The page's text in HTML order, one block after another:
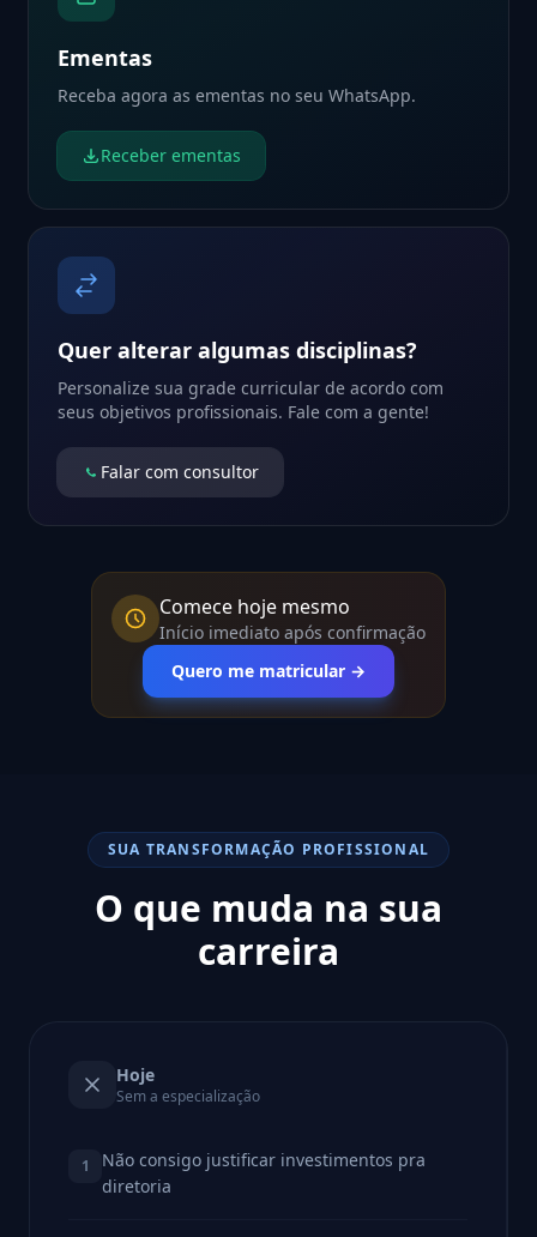
Ementas
Receba agora as ementas no seu WhatsApp.
Receber ementas
Quer alterar algumas disciplinas?
Personalize sua grade curricular de acordo com
seus objetivos profissionais. Fale com a gente!
Falar com consultor
Comece hoje mesmo
Início imediato após confirmação
Quero me matricular →
SUA TRANSFORMAÇÃO PROFISSIONAL
O que muda na sua
carreira
Hoje
Sem a especialização
1
Não consigo justificar investimentos pra
diretoria